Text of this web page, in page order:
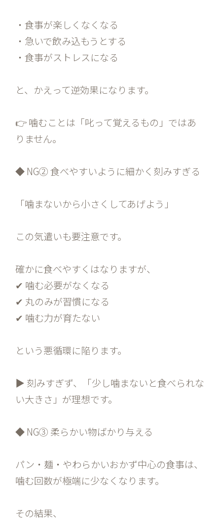
・食事が楽しくなくなる
・急いで飲み込もうとする
・食事がストレスになる
と、かえって逆効果になります。
👉 噛むことは「叱って覚えるもの」ではあ
りません。
◆ NG② 食べやすいように細かく刻みすぎる
「噛まないから小さくしてあげよう」
この気遣いも要注意です。
確かに食べやすくはなりますが、
✔ 噛む必要がなくなる
✔ 丸のみが習慣になる
✔ 噛む力が育たない
という悪循環に陥ります。
▶ 刻みすぎず、「少し噛まないと食べられな
い大きさ」が理想です。
◆ NG③ 柔らかい物ばかり与える
パン・麺・やわらかいおかず中心の食事は、
噛む回数が極端に少なくなります。
その結果、